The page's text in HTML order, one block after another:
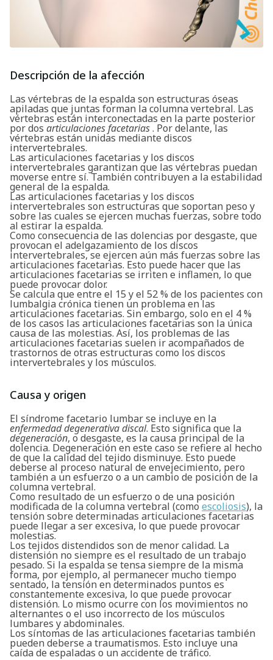
Descripción de la afección
Las vértebras de la espalda son estructuras óseas
apiladas que juntas forman la columna vertebral. Las
vértebras están interconectadas en la parte posterior
por dos articulaciones facetarias. Por delante, las
vértebras están unidas mediante discos
intervertebrales.
Las articulaciones facetarias y los discos
intervertebrales garantizan que las vértebras puedan
moverse entre sí. También contribuyen a la estabilidad
general de la espalda.
Las articulaciones facetarias y los discos
intervertebrales son estructuras que soportan peso y
sobre las cuales se ejercen muchas fuerzas, sobre todo
al estirar la espalda.
Como consecuencia de las dolencias por desgaste, que
provocan el adelgazamiento de los discos
intervertebrales, se ejercen aún más fuerzas sobre las
articulaciones facetarias. Esto puede hacer que las
articulaciones facetarias se irriten e inflamen, lo que
puede provocar dolor.
Se calcula que entre el 15 y el 52 % de los pacientes con
lumbalgia crónica tienen un problema en las
articulaciones facetarias. Sin embargo, solo en el 4 %
de los casos las articulaciones facetarias son la única
causa de las molestias. Así, los problemas de las
articulaciones facetarias suelen ir acompañados de
trastornos de otras estructuras como los discos
intervertebrales y los músculos.
Causa y origen
El síndrome facetario lumbar se incluye en la
enfermedad degenerativa discal. Esto significa que la
degeneración, o desgaste, es la causa principal de la
dolencia. Degeneración en este caso se refiere al hecho
de que la calidad del tejido disminuye. Esto puede
deberse al proceso natural de envejecimiento, pero
también a un esfuerzo o a un cambio de posición de la
columna vertebral.
Como resultado de un esfuerzo o de una posición
modificada de la columna vertebral (como escoliosis), la
tensión sobre determinadas articulaciones facetarias
puede llegar a ser excesiva, lo que puede provocar
molestias.
Los tejidos distendidos son de menor calidad. La
distensión no siempre es el resultado de un trabajo
pesado. Si la espalda se tensa siempre de la misma
forma, por ejemplo, al permanecer mucho tiempo
sentado, la tensión en determinados puntos es
constantemente excesiva, lo que puede provocar
distensión. Lo mismo ocurre con los movimientos no
alternantes o el uso incorrecto de los músculos
lumbares y abdominales.
Los síntomas de las articulaciones facetarias también
pueden deberse a traumatismos. Esto incluye una
caída de espaladas o un accidente de tráfico.